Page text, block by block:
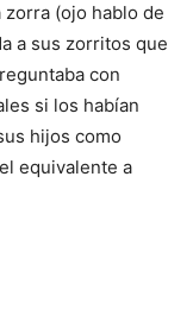
(ojo hablo de
a sus zorritos que
con
si los habían
hijos como
equivalente a